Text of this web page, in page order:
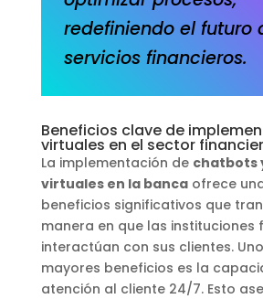
redefiniendo el futuro
servicios financieros.
Beneficios clave de
virtuales en el sector
La implementación de chatbots
virtuales en la bancaofrece
beneficios significativos que
manera en que las instituciones
interactúan con sus clientes.
mayores beneficios es la
atención al cliente 24/7. Esto